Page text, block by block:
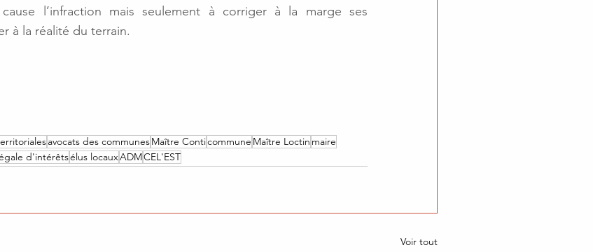
l’infraction mais seulement à corriger à la marge ses
à la réalité du terrain.
avocats des communesMaître Conticommune Maître Loctin maire
d'intérêtsélus locauxADMCEL'EST
Voir tout